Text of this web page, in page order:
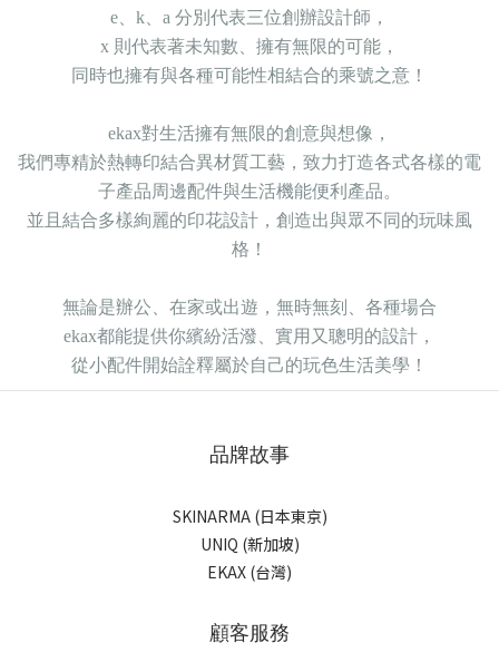
e、k、a 分別代表三位創辦設計師，
x 則代表著未知數、擁有無限的可能，
同時也擁有與各種可能性相結合的乘號之意！
ekax對生活擁有無限的創意與想像，
我們專精於熱轉印結合異材質工藝，致力打造各式各樣的電
子產品周邊配件與生活機能便利產品。
並且結合多樣絢麗的印花設計，創造出與眾不同的玩味風
格！
無論是辦公、在家或出遊，無時無刻、各種場合
ekax都能提供你繽紛活潑、實用又聰明的設計，
從小配件開始詮釋屬於自己的玩色生活美學！
品牌故事
SKINARMA (日本東京)
UNIQ (新加坡)
EKAX (台灣)
顧客服務